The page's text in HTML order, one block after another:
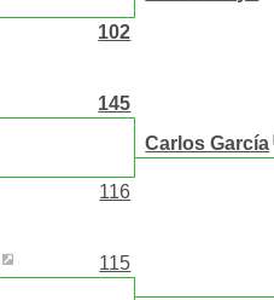
102
145
116
115
Carlos García